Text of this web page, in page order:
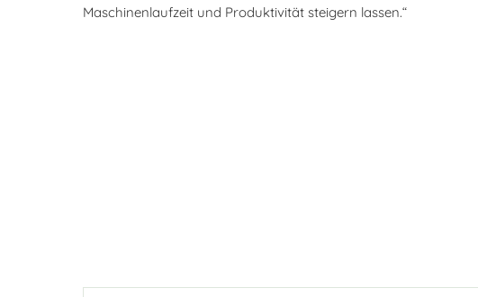
Maschinenlaufzeit und Produktivität steigern lassen.“